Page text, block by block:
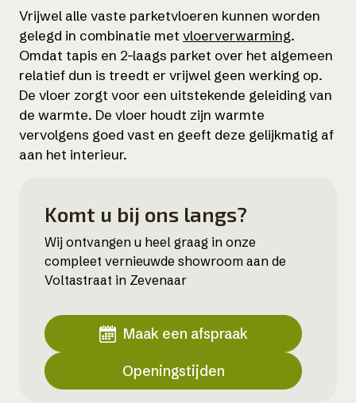
Vrijwel alle vaste parketvloeren kunnen worden
gelegd in combinatie met vloerverwarming.
Omdat tapis en 2-laags parket over het algemeen
relatief dun is treedt er vrijwel geen werking op.
De vloer zorgt voor een uitstekende geleiding van
de warmte. De vloer houdt zijn warmte
vervolgens goed vast en geeft deze gelijkmatig af
aan het interieur.
Komt u bij ons langs?
Wij ontvangen u heel graag in onze
compleet vernieuwde showroom aan de
Voltastraat in Zevenaar
Maak een afspraak
Openingstijden